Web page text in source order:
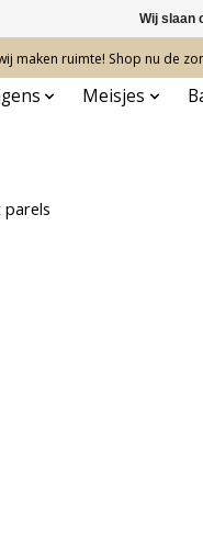
maken ruimte! Shop nu de
Meisjes
Wij slaan